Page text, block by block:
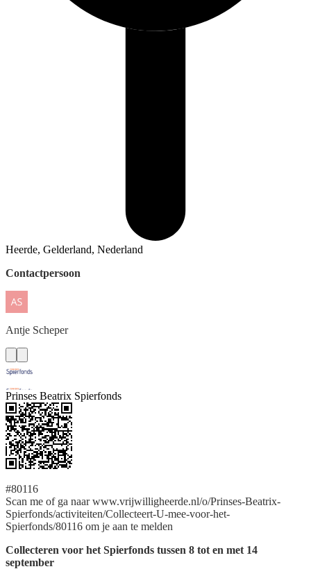
Heerde, Gelderland, Nederland
Contactpersoon
Antje Scheper
Prinses Beatrix Spierfonds
#80116
Scan me of ga naar www.vrijwilligheerde.nl/o/Prinses-Beatrix-
Spierfonds/activiteiten/Collecteert-U-mee-voor-het-
Spierfonds/80116 om je aan te melden
Collecteren voor het Spierfonds tussen 8 tot en met 14
september